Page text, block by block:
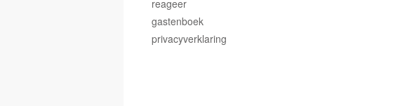
reageer
gastenboek
privacyverklaring